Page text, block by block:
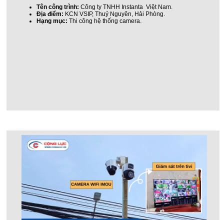
Tên công trình: Công ty TNHH Instanta Việt Nam.
Địa điểm: KCN VSIP, Thuỷ Nguyên, Hải Phòng.
Hạng mục:Thi công hệ thống camera.